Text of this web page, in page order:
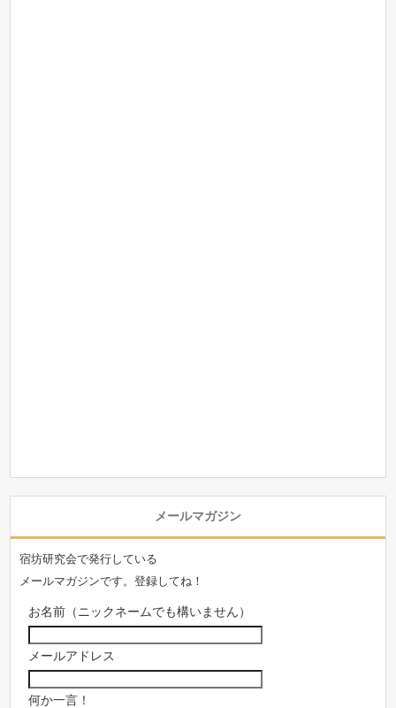
メールマガジン
宿坊研究会で発行している
メールマガジンです。登録してね！
お名前（ニックネームでも構いません）
メールアドレス
何か一言！